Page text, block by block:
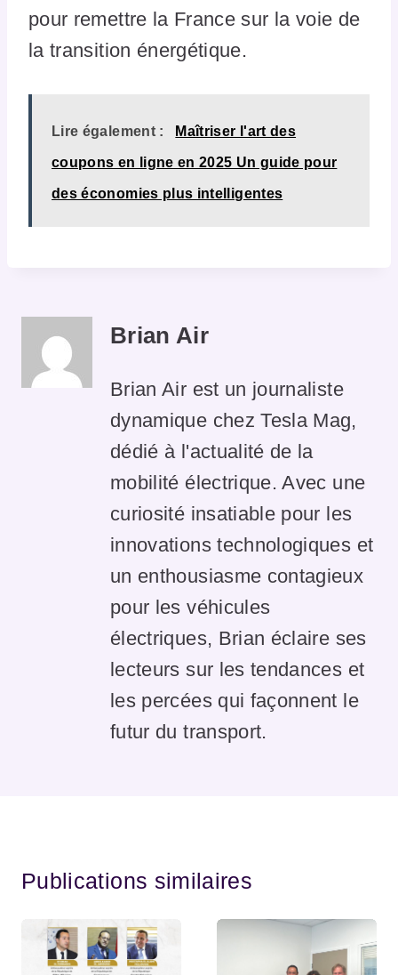
pour remettre la France sur la voie de
la transition énergétique.
Lire également : Maîtriser l'art des
coupons en ligne en 2025 Un guide pour
des économies plus intelligentes
Brian Air
Brian Air est un journaliste
dynamique chez Tesla Mag,
dédié à l'actualité de la
mobilité électrique. Avec une
curiosité insatiable pour les
innovations technologiques et
un enthousiasme contagieux
pour les véhicules
électriques, Brian éclaire ses
lecteurs sur les tendances et
les percées qui façonnent le
futur du transport.
Publications similaires